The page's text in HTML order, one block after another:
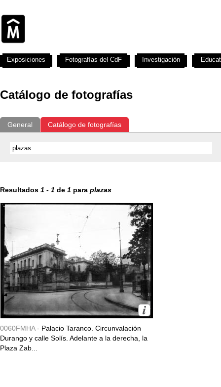
Catálogo de fotografías
General Catálogo de fotografías
Resultados 1 - 1 de 1 para plazas
0060FMHA - Palacio Taranco. Circunvalación
Durango y calle Solís. Adelante a la derecha, la
Plaza Zab...
Exposiciones Fotografías del CdF Investigación